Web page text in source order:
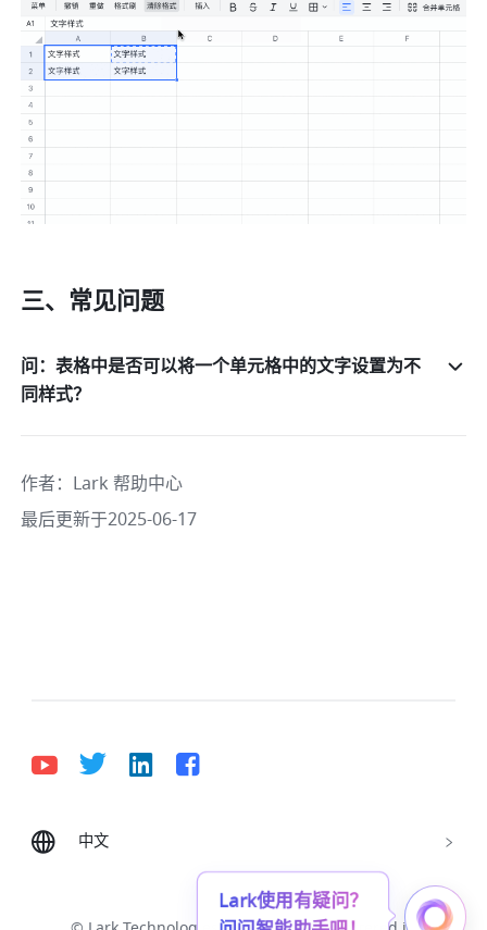
三、常见问题
问：表格中是否可以将一个单元格中的文字设置为不
同样式？
作者： Lark 帮助中心
最后更新于2025-06-17
中文
Deutsch English
Português (Brasil)
Lark使用有疑问？